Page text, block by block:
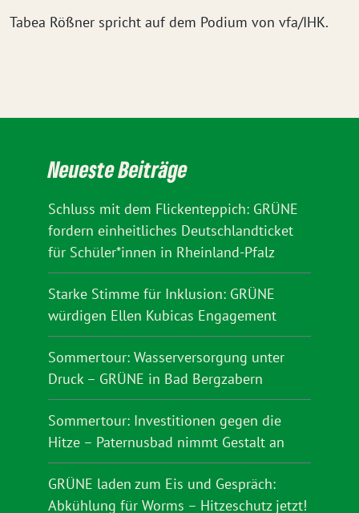
Tabea Rößner spricht auf dem Podium von vfa/IHK.
Neueste Beiträge
Schluss mit dem Flickenteppich: GRÜNE
fordern einheitliches Deutschlandticket
für Schüler*innen in Rheinland-Pfalz
Starke Stimme für Inklusion: GRÜNE
würdigen Ellen Kubicas Engagement
Sommertour: Wasserversorgung unter
Druck – GRÜNE in Bad Bergzabern
Sommertour: Investitionen gegen die
Hitze – Paternusbad nimmt Gestalt an
GRÜNE laden zum Eis und Gespräch:
Abkühlung für Worms – Hitzeschutz jetzt!